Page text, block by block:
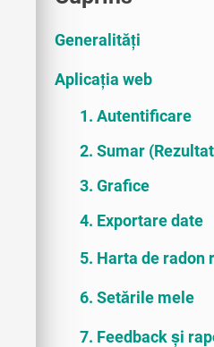
Generalități
Aplicația web
1. Autentificare
2. Sumar
3. Grafice
4. Exportare date
5. Harta de radon
6. Setările mele
7. Feedback și